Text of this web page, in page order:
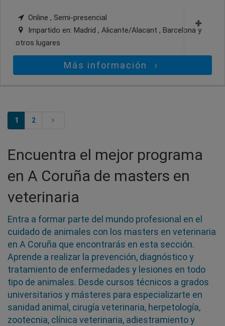
Online , Semi-presencial
Impartido en: Madrid , Alicante/Alacant , Barcelona y
otros lugares
Más información
1 2
Encuentra el mejor programa
en A Coruña de masters en
veterinaria
Entra a formar parte del mundo profesional en el
cuidado de animales con los masters en veterinaria
en A Coruña que encontrarás en esta sección.
Aprende a realizar la prevención, diagnóstico y
tratamiento de enfermedades y lesiones en todo
tipo de animales. Desde cursos técnicos a grados
universitarios y másteres para especializarte en
sanidad animal, cirugía veterinaria, herpetología,
zootecnia, clínica veterinaria, adiestramiento y